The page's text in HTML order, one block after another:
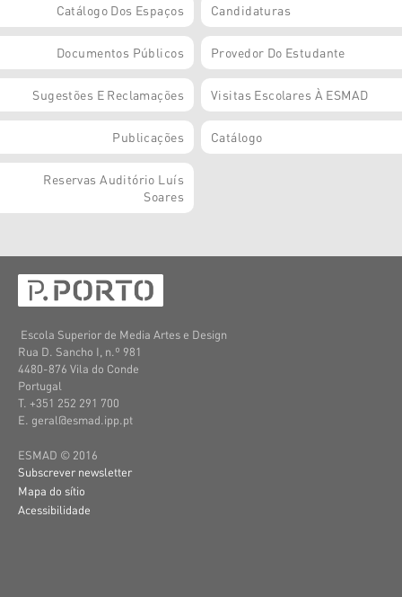
Catálogo Dos Espaços Candidaturas
Documentos Públicos Provedor Do Estudante
Sugestões E Reclamações Visitas Escolares À ESMAD
Publicações Catálogo
Reservas Auditório Luís
Soares
Escola Superior de Media Artes e Design
Rua D. Sancho I, n.º 981
4480-876 Vila do Conde
Portugal
T. +351 252 291 700
E. geral@esmad.ipp.pt
ESMAD © 2016
Subscrever newsletter
Mapa do sítio
Acessibilidade